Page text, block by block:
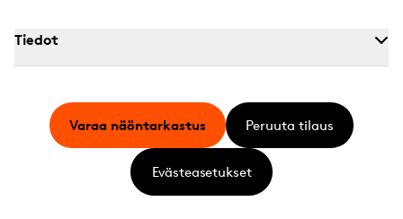
Tiedot
Varaa näöntarkastus Peruuta tilaus
Evästeasetukset